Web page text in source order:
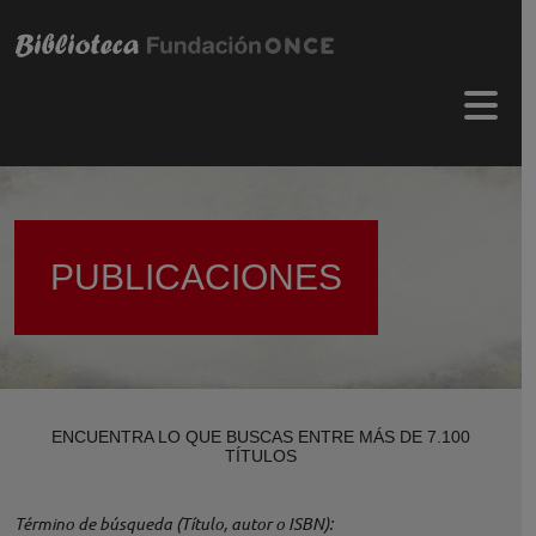
PUBLICACIONES
ENCUENTRA LO QUE BUSCAS ENTRE MÁS DE 7.100
TÍTULOS
Término de búsqueda (Título, autor o ISBN)